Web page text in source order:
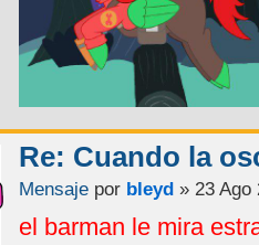
Re: Cuando la
Mensaje por bleyd » 23 Ago
el barman le mira